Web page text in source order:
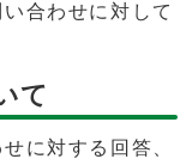
合わせに対して
て
に対する回答、